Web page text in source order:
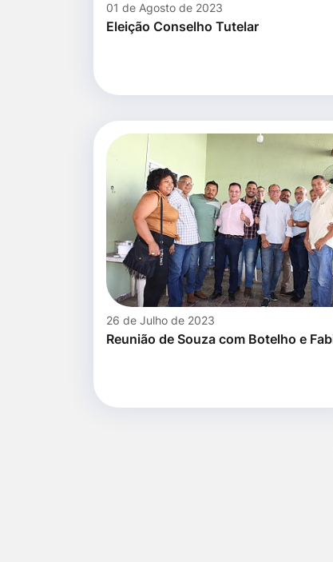
01 de Agosto de 2023
Eleição Conselho Tutelar
26 de Julho de 2023
Reunião de Souza com Botelho e